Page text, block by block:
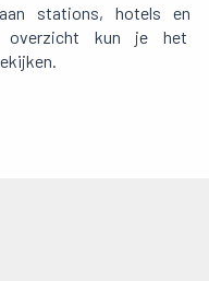
stations, hotels en
overzicht kun je het